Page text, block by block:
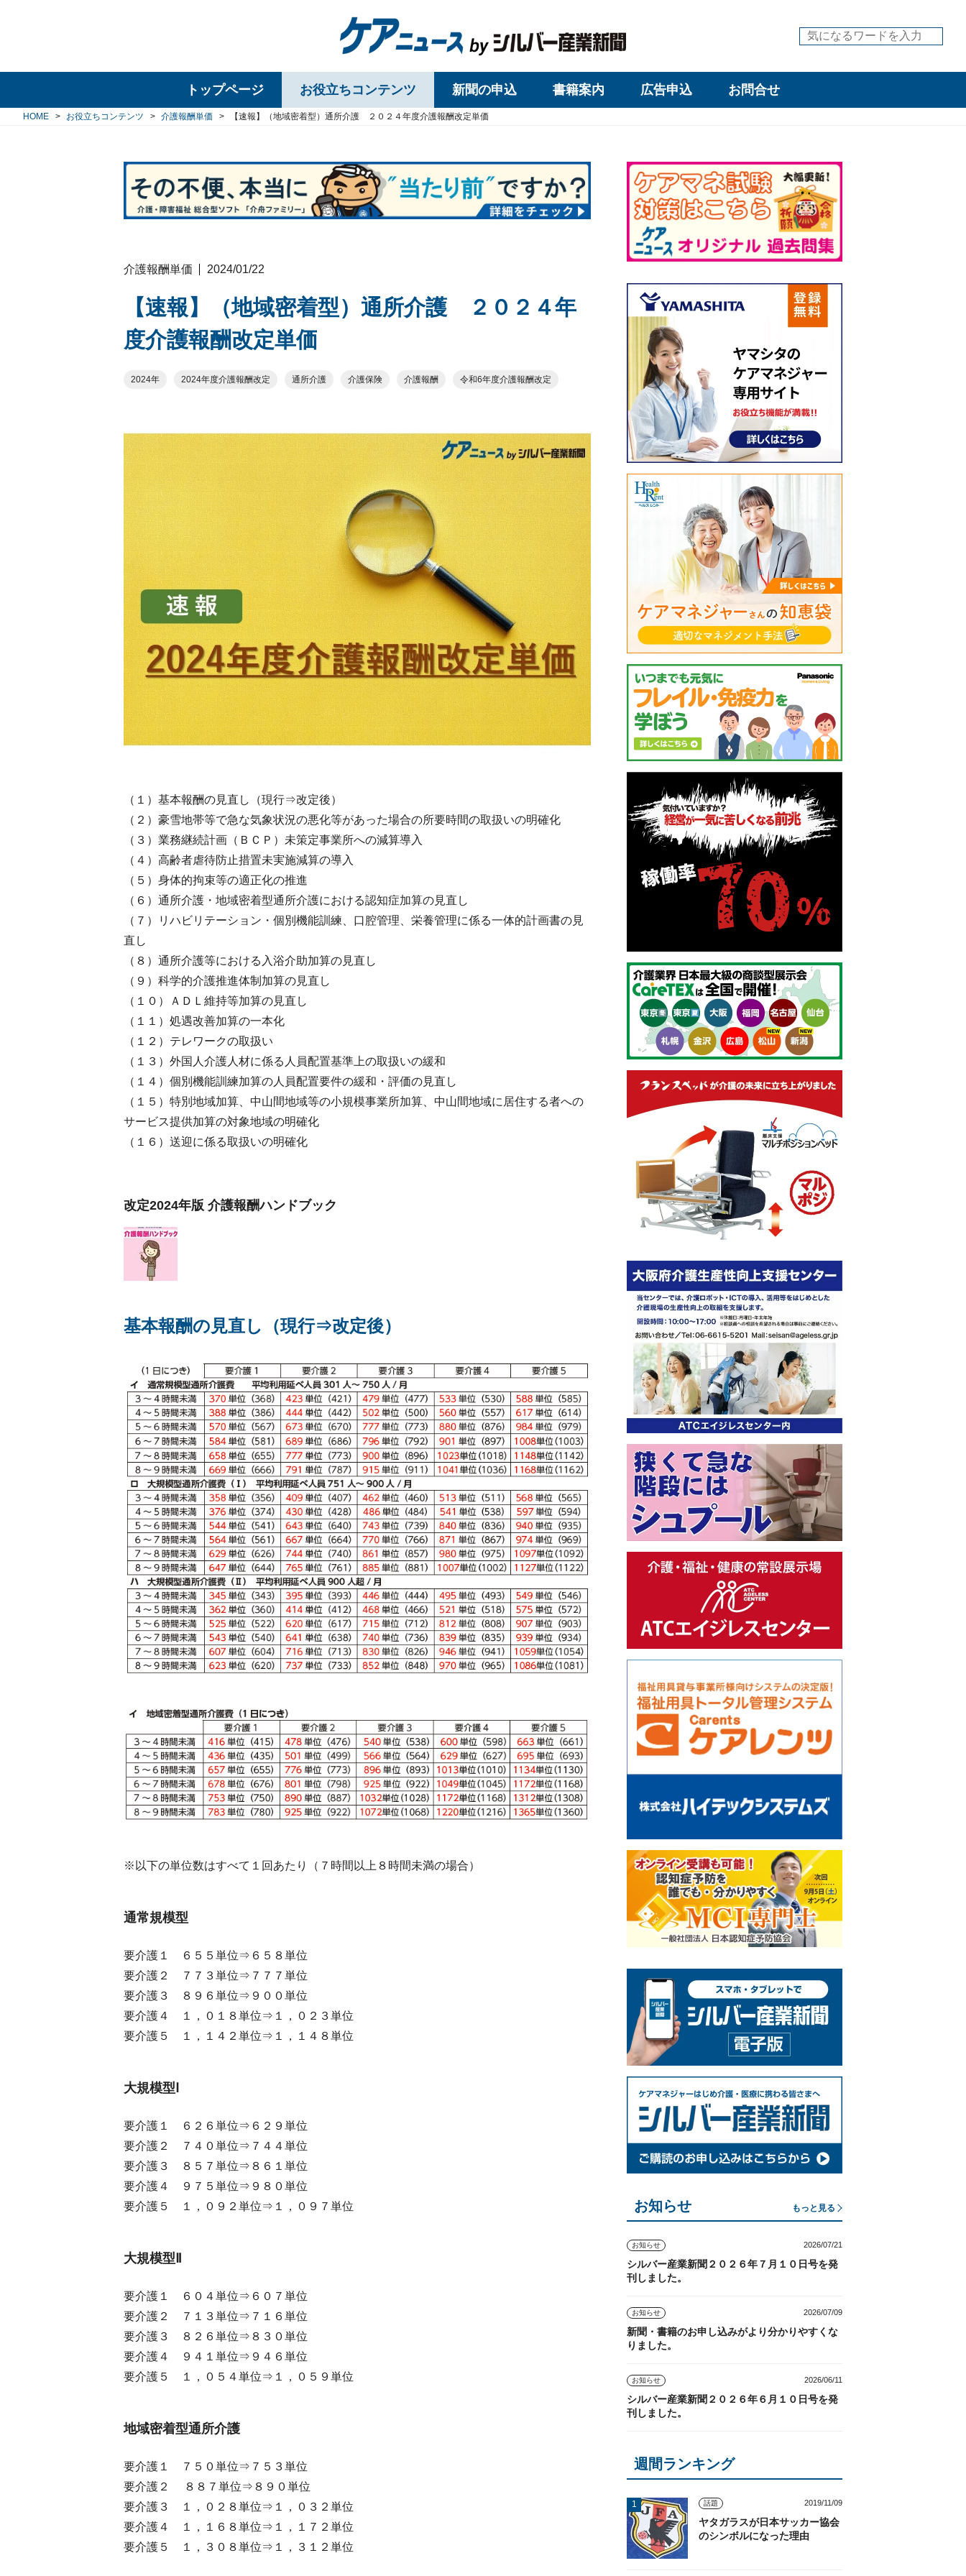
トップページ お役立ちコンテンツ 新聞の申込 書籍案内 広告申込 お問合せ
HOME お役立ちコンテンツ 介護報酬単価 【速報】（地域密着型）通所介護 ２０２４年度介護報酬改定単価
介護報酬単価 2024/01/22
【速報】（地域密着型）通所介護 ２０２４年
度介護報酬改定単価
2024年 2024年度介護報酬改定 通所介護 介護保険 介護報酬 令和6年度介護報酬改定
（１）基本報酬の見直し（現行⇒改定後）
（２）豪雪地帯等で急な気象状況の悪化等があった場合の所要時間の取扱いの明確化
（３）業務継続計画（ＢＣＰ）未策定事業所への減算導入
（４）高齢者虐待防止措置未実施減算の導入
（５）身体的拘束等の適正化の推進
（６）通所介護・地域密着型通所介護における認知症加算の見直し
（７）リハビリテーション・個別機能訓練、口腔管理、栄養管理に係る一体的計画書の見
直し
（８）通所介護等における入浴介助加算の見直し
（９）科学的介護推進体制加算の見直し
（１０）ＡＤＬ維持等加算の見直し
（１１）処遇改善加算の一本化
（１２）テレワークの取扱い
（１３）外国人介護人材に係る人員配置基準上の取扱いの緩和
（１４）個別機能訓練加算の人員配置要件の緩和・評価の見直し
（１５）特別地域加算、中山間地域等の小規模事業所加算、中山間地域に居住する者への
サービス提供加算の対象地域の明確化
（１６）送迎に係る取扱いの明確化
改定2024年版 介護報酬ハンドブック
基本報酬の見直し（現行⇒改定後）
※以下の単位数はすべて１回あたり（７時間以上８時間未満の場合）
通常規模型
要介護１ ６５５単位⇒６５８単位
要介護２ ７７３単位⇒７７７単位
要介護３ ８９６単位⇒９００単位
要介護４ １，０１８単位⇒１，０２３単位
要介護５ １，１４２単位⇒１，１４８単位
大規模型Ⅰ
要介護１ ６２６単位⇒６２９単位
要介護２ ７４０単位⇒７４４単位
要介護３ ８５７単位⇒８６１単位
要介護４ ９７５単位⇒９８０単位
要介護５ １，０９２単位⇒１，０９７単位
大規模型Ⅱ
要介護１ ６０４単位⇒６０７単位
要介護２ ７１３単位⇒７１６単位
要介護３ ８２６単位⇒８３０単位
要介護４ ９４１単位⇒９４６単位
要介護５ １，０５４単位⇒１，０５９単位
地域密着型通所介護
要介護１ ７５０単位⇒７５３単位
要介護２ ８８７単位⇒８９０単位
要介護３ １，０２８単位⇒１，０３２単位
要介護４ １，１６８単位⇒１，１７２単位
要介護５ １，３０８単位⇒１，３１２単位
お知らせ もっと見る
お知らせ 2026/07/21
シルバー産業新聞２０２６年７月１０日号を発
刊しました。
お知らせ 2026/07/09
新聞・書籍のお申し込みがより分かりやすくな
りました。
お知らせ 2026/06/11
シルバー産業新聞２０２６年６月１０日号を発
刊しました。
週間ランキング
話題 2019/11/09
ヤタガラスが日本サッカー協会
のシンボルになった理由